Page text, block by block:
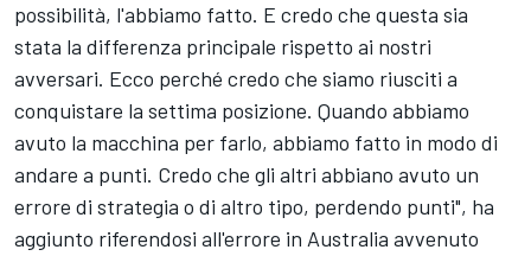
possibilità, l'abbiamo fatto. E credo che questa sia
stata la differenza principale rispetto ai nostri
avversari. Ecco perché credo che siamo riusciti a
conquistare la settima posizione. Quando abbiamo
avuto la macchina per farlo, abbiamo fatto in modo di
andare a punti. Credo che gli altri abbiano avuto un
errore di strategia o di altro tipo, perdendo punti", ha
aggiunto riferendosi all'errore in Australia avvenuto